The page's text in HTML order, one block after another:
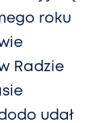
roku
Radzie
udał